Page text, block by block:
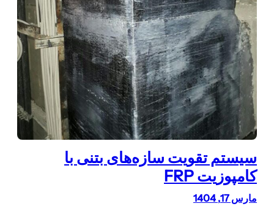
سیستم تقویت سازه‌های بتنی با
کامپوزیت FRP
مارس 17, 1404